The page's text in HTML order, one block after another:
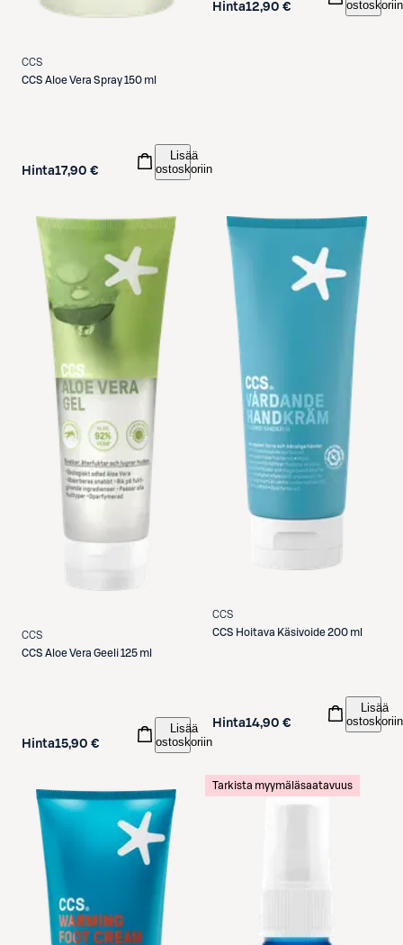
CCS
CCS Aloe Vera Spray 150 ml
Hinta17,90 €
Lisää
ostoskoriin
Hinta12,90 € ostoskoriin
CCS
CCS Aloe Vera Geeli 125 ml
Hinta15,90 €
Lisää
ostoskoriin
CCS
CCS Hoitava Käsivoide 200 ml
Hinta14,90 €
Lisää
ostoskoriin
Tarkista myymäläsaatavuus